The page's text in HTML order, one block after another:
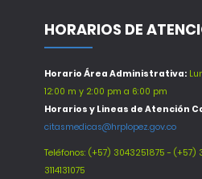
HORARIOS DE
Horario Área Administrativa:
12:00 m y 2:00 pm a 6:00 pm
Horarios y Lineas de Atención
citasmedicas@hrplopez.gov.co
Teléfonos: (+57) 3043251875 - (+57)
3114131075